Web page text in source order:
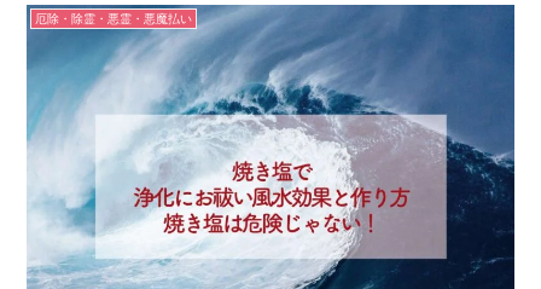
厄除・除霊・悪霊・悪魔払い